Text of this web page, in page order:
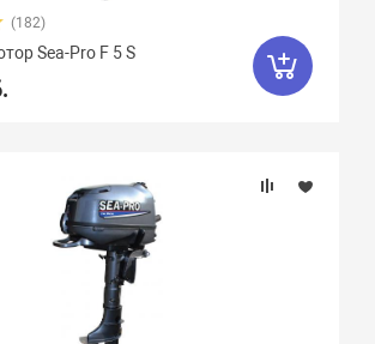
(182)
Sea-Pro F 5 S